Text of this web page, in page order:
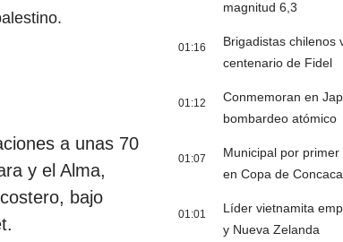
a unas 70
y el Alma,
bajo
magnitud 6,3
01:16
Brigadistas chilenos
centenario de Fidel
01:12
Conmemoran en
bombardeo atómico
01:07
Municipal por
en Copa de
01:01
Líder vietnamita
y Nueva Zelanda